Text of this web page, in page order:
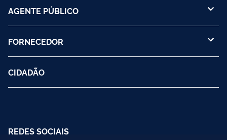
AGENTE PÚBLICO
FORNECEDOR
CIDADÃO
REDES SOCIAIS